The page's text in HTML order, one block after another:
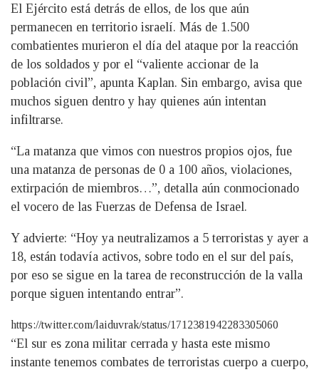
El Ejército está detrás de ellos, de los que aún
permanecen en territorio israelí. Más de 1.500
combatientes murieron el día del ataque por la reacción
de los soldados y por el “valiente accionar de la
población civil”, apunta Kaplan. Sin embargo, avisa que
muchos siguen dentro y hay quienes aún intentan
infiltrarse.
“La matanza que vimos con nuestros propios ojos, fue
una matanza de personas de 0 a 100 años, violaciones,
extirpación de miembros…”, detalla aún conmocionado
el vocero de las Fuerzas de Defensa de Israel.
Y advierte: “Hoy ya neutralizamos a 5 terroristas y ayer a
18, están todavía activos, sobre todo en el sur del país,
por eso se sigue en la tarea de reconstrucción de la valla
porque siguen intentando entrar”.
https://twitter.com/laiduvrak/status/1712381942283305060
“El sur es zona militar cerrada y hasta este mismo
instante tenemos combates de terroristas cuerpo a cuerpo,